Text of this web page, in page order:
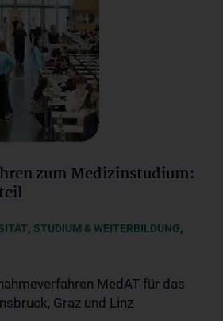
zum Medizinstudium:
, STUDIUM & WEITERBILDUNG,
MedAT für das
Graz und Linz